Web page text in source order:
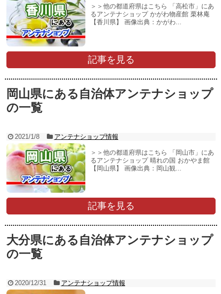
＞＞他の都道府県はこちら 「高松市」にあ
るアンテナショップ かがわ物産館 栗林庵
【香川県】 画像出典：かがわ...
記事を見る
岡山県にある自治体アンテナショップ
の一覧
2021/1/8 アンテナショップ情報
＞＞他の都道府県はこちら 「岡山市」にあ
るアンテナショップ 晴れの国 おかやま館
【岡山県】 画像出典：岡山観...
記事を見る
大分県にある自治体アンテナショップ
の一覧
2020/12/31 アンテナショップ情報